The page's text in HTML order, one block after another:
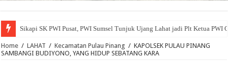
Sikapi SK PWI Pusat, PWI Sumsel Tunjuk Ujang Lahat jadi Plt Ketua PWI
Home / LAHAT / Kecamatan Pulau Pinang / KAPOLSEK PULAU PINANG
SAMBANGI BUDIYONO, YANG HIDUP SEBATANG KARA